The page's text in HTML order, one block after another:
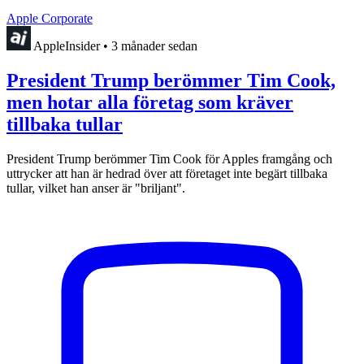
Apple Corporate
AppleInsider • 3 månader sedan
President Trump berömmer Tim Cook,
men hotar alla företag som kräver
tillbaka tullar
President Trump berömmer Tim Cook för Apples framgång och
uttrycker att han är hedrad över att företaget inte begärt tillbaka
tullar, vilket han anser är "briljant".